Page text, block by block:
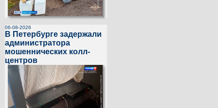
06-08-2026
В Петербурге задержали
администратора
мошеннических колл-
центров